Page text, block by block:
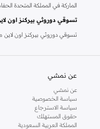
الماركة في المملكة المتحدة
تسوقي دوروثي بيركنز اون
تسوقي دوروثي بيركنز اون
عن نمشي
عن نمشي
سياسة الخصوصية
سياسة الاسترجاع
حقوق المستهلك
المملكة العربية السعودية